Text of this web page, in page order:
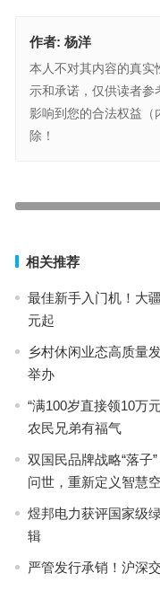
作者: 杨洋
本人不对其内容的真实
示和承诺，仅供读者参
影响到您的合法权益（
除！
相关推荐
最佳新手入门机！大
元起
乡村休闲业态高质量
举办
“满100岁直接领10万
农民兄弟有福气
双国民品牌战略“落子
问世，重新定义智慧
煜邦电力获评国家级
辑
严管发行承销！沪深